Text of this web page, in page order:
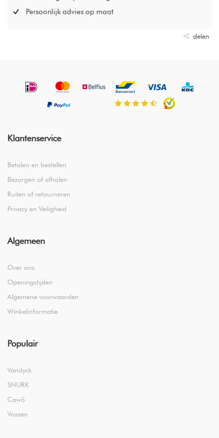
certificering van de Cotton Egypt Association ben je
verzekerd van 100% authentiek Egyptisch katoen, afkomstig
Persoonlijk advies op maat
delen
Klantenservice
Betalen en bestellen
Bezorgen of afhalen
Ruilen of retourneren
Privacy en Veiligheid
Algemeen
Over ons
Openingstijden
Algemene voorwaarden
Winkelinformatie
Populair
Vandyck
SNURK
Cawö
Vossen